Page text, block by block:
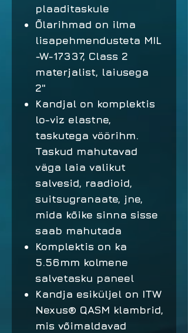
plaaditaskule
Õlarihmad on ilma
lisapehmendusteta MIL
-W-17337, Class 2
materjalist, laiusega
2"
Kandjal on komplektis
lo-viz elastne,
taskutega vöörihm.
Taskud mahutavad
väga laia valikut
salvesid, raadioid,
suitsugranaate, jne,
mida kõike sinna sisse
saab mahutada
Komplektis on ka
5.56mm kolmene
salvetasku paneel
Kandja esiküljel on ITW
Nexus® QASM klambrid,
mis võimaldavad